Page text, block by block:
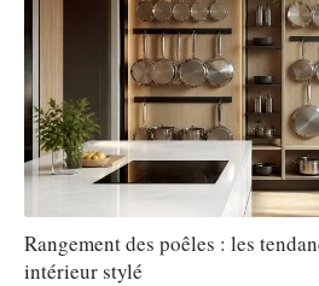
Rangement des poêles : les
intérieur stylé